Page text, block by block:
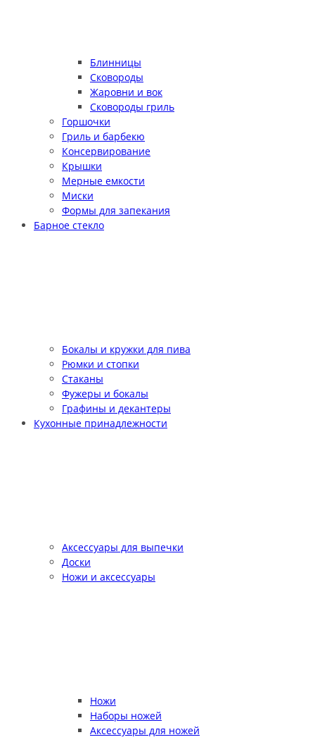
Блинницы
Сковороды
Жаровни и вок
Сковороды гриль
Горшочки
Гриль и барбекю
Консервирование
Крышки
Мерные емкости
Миски
Формы для запекания
Барное стекло
Бокалы и кружки для пива
Рюмки и стопки
Стаканы
Фужеры и бокалы
Графины и декантеры
Кухонные принадлежности
Аксессуары для выпечки
Доски
Ножи и аксессуары
Ножи
Наборы ножей
Аксессуары для ножей